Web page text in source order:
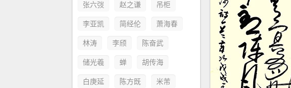
张六弢 赵之谦 吊柜
李亚凯 简经伦 萧海春
林涛 李颀 陈奋武
储光羲 蝉 胡传海
白庚延 陈方既 米芾